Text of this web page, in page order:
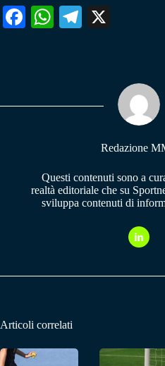
Fa W
pp
Te
m
Redazione
Questi contenuti sono a
realtà editoriale che su
sviluppa contenuti di
Articoli correlati